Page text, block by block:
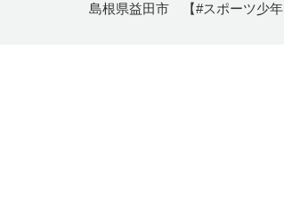
島根県益田市 【#スポーツ少年